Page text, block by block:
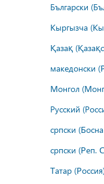
Български
Кыргызча
Қазақ
македонски
Монгол
Русский
српски
српски (Реп.
Татар